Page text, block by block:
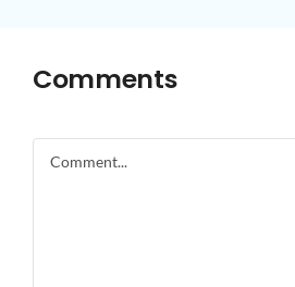
Comments
Comment